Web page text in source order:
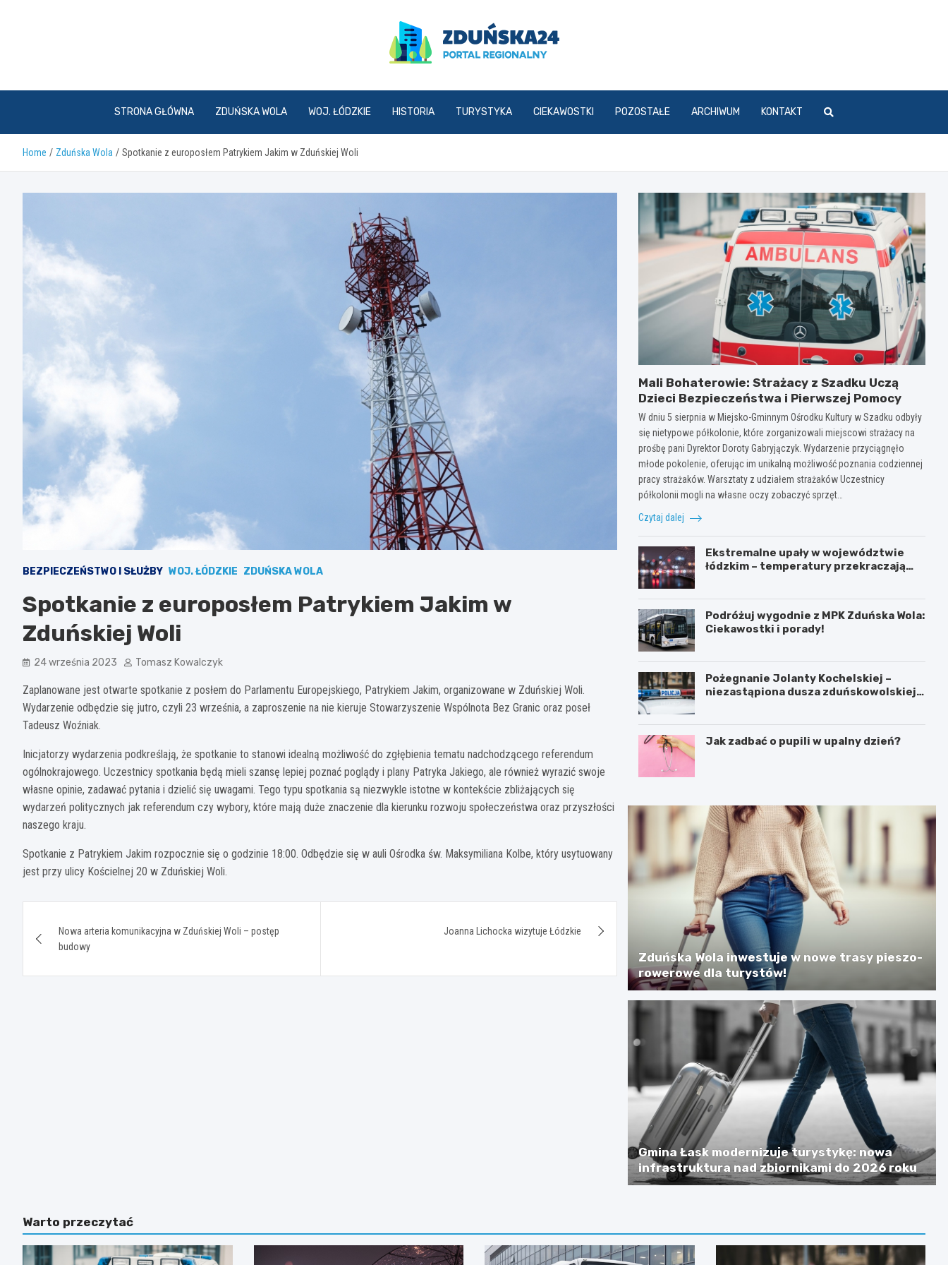
zdunska24.pl
STRONA GŁÓWNA ZDUŃSKA WOLA WOJ. ŁÓDZKIE HISTORIA TURYSTYKA CIEKAWOSTKI POZOSTAŁE ARCHIWUM KONTAKT
Home Zduńska Wola Spotkanie z europosłem Patrykiem Jakim w Zduńskiej Woli
BEZPIECZEŃSTWO I SŁUŻBY WOJ. ŁÓDZKIE ZDUŃSKA WOLA
Spotkanie z europosłem Patrykiem Jakim w
Zduńskiej Woli
24 września 2023 Tomasz Kowalczyk
Zaplanowane jest otwarte spotkanie z posłem do Parlamentu Europejskiego, Patrykiem Jakim, organizowane w Zduńskiej Woli.
Wydarzenie odbędzie się jutro, czyli 23 września, a zaproszenie na nie kieruje Stowarzyszenie Wspólnota Bez Granic oraz poseł
Tadeusz Woźniak.
Inicjatorzy wydarzenia podkreślają, że spotkanie to stanowi idealną możliwość do zgłębienia tematu nadchodzącego referendum
ogólnokrajowego. Uczestnicy spotkania będą mieli szansę lepiej poznać poglądy i plany Patryka Jakiego, ale również wyrazić swoje
własne opinie, zadawać pytania i dzielić się uwagami. Tego typu spotkania są niezwykle istotne w kontekście zbliżających się
wydarzeń politycznych jak referendum czy wybory, które mają duże znaczenie dla kierunku rozwoju społeczeństwa oraz przyszłości
naszego kraju.
Spotkanie z Patrykiem Jakim rozpocznie się o godzinie 18:00. Odbędzie się w auli Ośrodka św. Maksymiliana Kolbe, który usytuowany
jest przy ulicy Kościelnej 20 w Zduńskiej Woli.
wpisuNowa arteria komunikacyjna w Zduńskiej Woli – postęp
budowy
Joanna Lichocka wizytuje Łódzkie
Mali Bohaterowie: Strażacy z Szadku Uczą
Dzieci Bezpieczeństwa i Pierwszej Pomocy
W dniu 5 sierpnia w Miejsko-Gminnym Ośrodku Kultury w Szadku odbyły
się nietypowe półkolonie, które zorganizowali miejscowi strażacy na
prośbę pani Dyrektor Doroty Gabryjączyk. Wydarzenie przyciągnęło
młode pokolenie, oferując im unikalną możliwość poznania codziennej
pracy strażaków. Warsztaty z udziałem strażaków Uczestnicy
półkolonii mogli na własne oczy zobaczyć sprzęt…
Czytaj dalej
Ekstremalne upały w województwie
łódzkim – temperatury przekraczają
Podróżuj wygodnie z MPK Zduńska Wola:
Ciekawostki i porady!
Pożegnanie Jolanty Kochelskiej –
niezastąpiona dusza zduńskowolskiej
Jak zadbać o pupili w upalny dzień?
Zduńska Wola inwestuje w nowe trasy pieszo-
rowerowe dla turystów!
Gmina Łask modernizuje turystykę: nowa
infrastruktura nad zbiornikami do 2026 roku
Warto przeczytać